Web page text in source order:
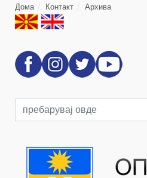
Дома Контакт Архива